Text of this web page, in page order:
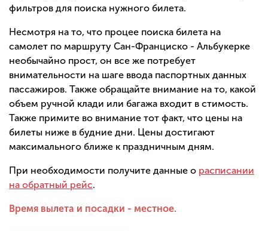
фильтров для поиска нужного билета.
Несмотря на то, что процее поиска билета на
самолет по маршруту Сан-Франциско - Альбукерке
необычайно прост, он все же потребует
внимательности на шаге ввода паспортных данных
пассажиров. Также обращайте внимание на то, какой
объем ручной клади или багажа входит в стимость.
Также примите во внимание тот факт, что цены на
билеты ниже в будние дни. Цены достигают
максимального ближе к праздничным дням.
При необходимости получите данные о расписании
на обратный рейс.
Время вылета и посадки - местное.